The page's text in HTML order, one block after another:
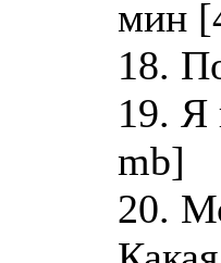
мин
18.
19. Я
mb]
20.